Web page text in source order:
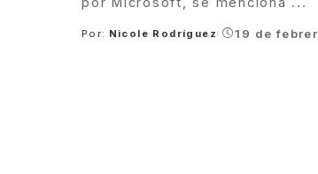
Posted
Por: Nicole Rodríguez 19 de